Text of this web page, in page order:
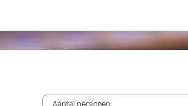
Aantal personen: